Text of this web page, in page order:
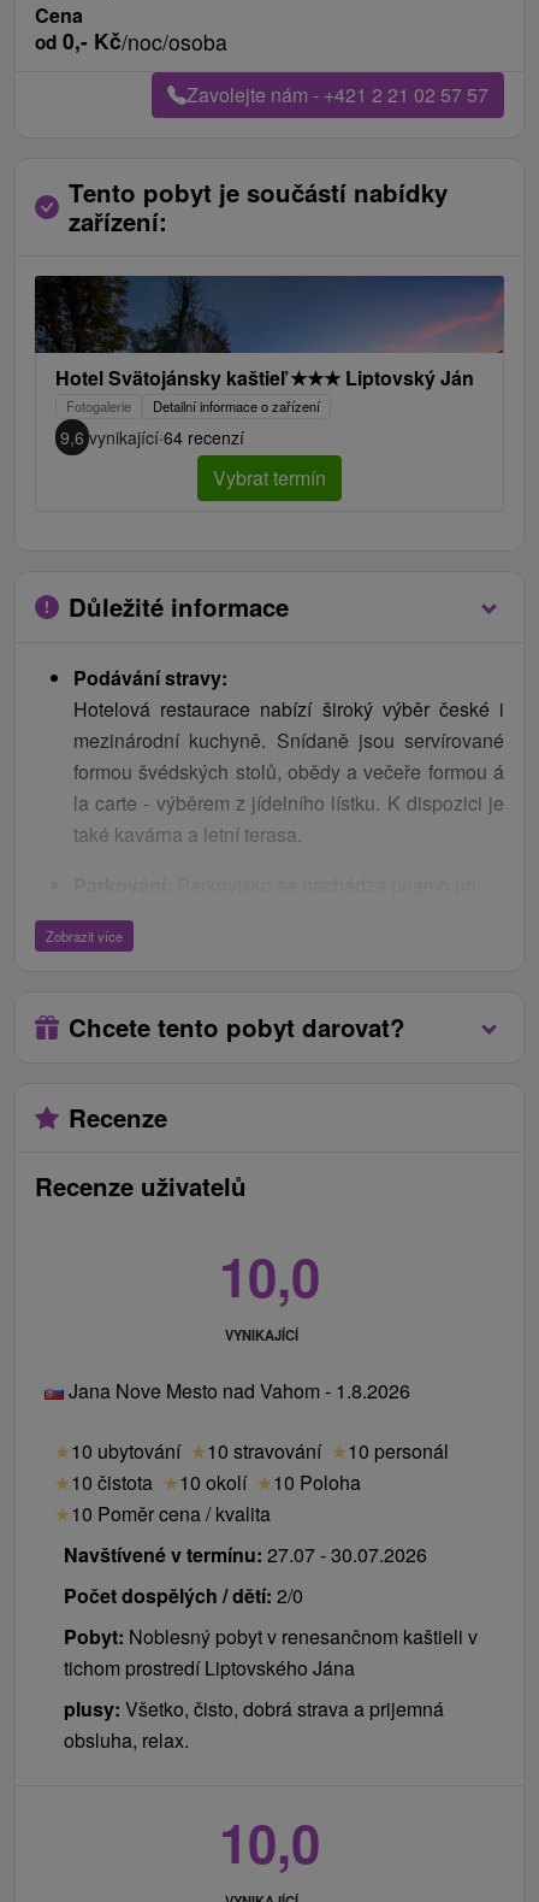
Cena
od 0,- Kč/noc/osoba
Zavolejte nám - +421 2 21 02 57 57
Tento pobyt je součástí nabídky
zařízení:
Hotel Svätojánsky kaštieľ★★★ Liptovský Ján
Fotogalerie Detailní informace o zařízení
9,6 vynikající·64 recenzí
Vybrat termín
Důležité informace
Podávání stravy:
Hotelová restaurace nabízí široký výběr české i
mezinárodní kuchyně. Snídaně jsou servírované
formou švédských stolů, obědy a večeře formou á
la carte - výběrem z jídelního lístku. K dispozici je
také kavárna a letní terasa.
hoteli a je neplatené a nestrážené.
Internet:
Zobrazit více
Chcete tento pobyt darovat?
Recenze
Recenze uživatelů
10,0
VYNIKAJÍCÍ
Jana Nove Mesto nad Vahom - 1.8.2026
★10 ubytování ★10 stravování ★10 personál
★10 čistota ★10 okolí ★10 Poloha
★10 Poměr cena / kvalita
Navštívené v termínu: 27.07 - 30.07.2026
Počet dospělých / dětí: 2/0
Pobyt: Noblesný pobyt v renesančnom kaštieli v
tichom prostredí Liptovského Jána
plusy: Všetko, čisto, dobrá strava a prijemná
obsluha, relax.
10,0